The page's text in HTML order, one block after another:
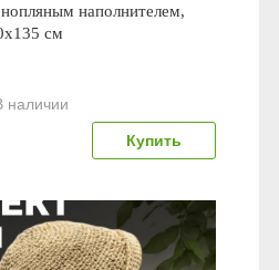
наполнителем,
см
наличии